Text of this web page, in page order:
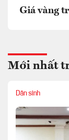
Giá vàng
Mới nhất
Dân sinh